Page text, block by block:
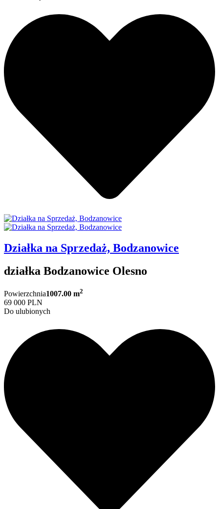
Działka na Sprzedaż, Bodzanowice
działka Bodzanowice Olesno
Powierzchnia1007.00 m2
69 000 PLN
Do ulubionych